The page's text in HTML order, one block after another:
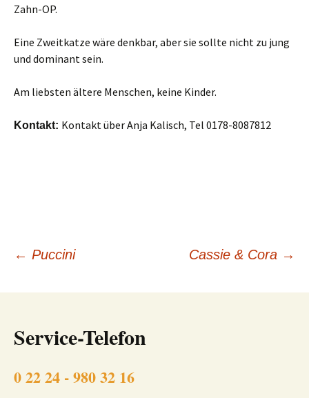
Zahn-OP.
Eine Zweitkatze wäre denkbar, aber sie sollte nicht zu jung
und dominant sein.
Am liebsten ältere Menschen, keine Kinder.
Kontakt: Kontakt über Anja Kalisch, Tel 0178-8087812
Beitragsnavigation
← Puccini Cassie & Cora →
Service-Telefon
0 22 24 - 980 32 16